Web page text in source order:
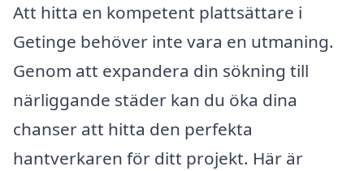
Att hitta en kompetent plattsättare i
Getinge behöver inte vara en utmaning.
Genom att expandera din sökning till
närliggande städer kan du öka dina
chanser att hitta den perfekta
hantverkaren för ditt projekt. Här är